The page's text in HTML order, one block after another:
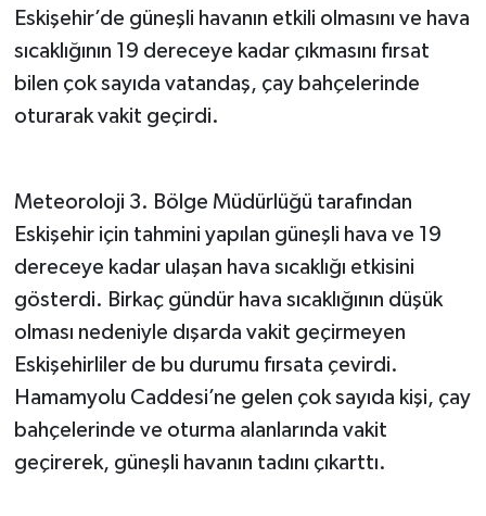
Eskişehir’de güneşli havanın etkili olmasını ve hava
sıcaklığının 19 dereceye kadar çıkmasını fırsat
bilen çok sayıda vatandaş, çay bahçelerinde
oturarak vakit geçirdi.
Meteoroloji 3. Bölge Müdürlüğü tarafından
Eskişehir için tahmini yapılan güneşli hava ve 19
dereceye kadar ulaşan hava sıcaklığı etkisini
gösterdi. Birkaç gündür hava sıcaklığının düşük
olması nedeniyle dışarda vakit geçirmeyen
Eskişehirliler de bu durumu fırsata çevirdi.
Hamamyolu Caddesi’ne gelen çok sayıda kişi, çay
bahçelerinde ve oturma alanlarında vakit
geçirerek, güneşli havanın tadını çıkarttı.